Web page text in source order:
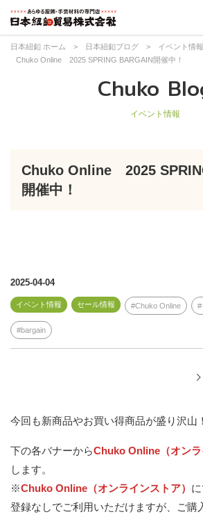
日本紐釦 ホーム > 日本紐釦ブログ > イベント情報
Chuko Online 2025 SPRING BARGAIN開催中！
Chuko
イベント情報
Chuko Online 2025
開催中！
2025-04-04
イベント情報 セール情報 Chuko Online
bargain
今回も新商品やお買い得商品が盛り沢山！
下の各バナーからChuko Online（オンラ
します。
※Chuko Online（オンラインストア）
登録なしでご利用いただけますが、ご購